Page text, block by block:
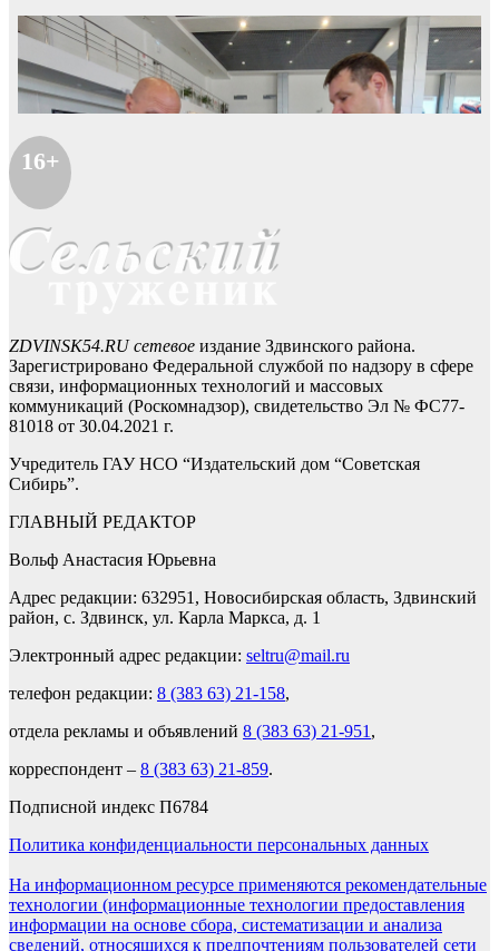
16+
ZDVINSK54.RU сетевое издание Здвинского района.
Зарегистрировано Федеральной службой по надзору в сфере
связи, информационных технологий и массовых
коммуникаций (Роскомнадзор), свидетельство Эл № ФС77-
81018 от 30.04.2021 г.
Учредитель ГАУ НСО “Издательский дом “Советская
Сибирь”.
ГЛАВНЫЙ РЕДАКТОР
Вольф Анастасия Юрьевна
Адрес редакции: 632951, Новосибирская область, Здвинский
район, с. Здвинск, ул. Карла Маркса, д. 1
Электронный адрес редакции: seltru@mail.ru
телефон редакции: 8 (383 63) 21-158,
отдела рекламы и объявлений 8 (383 63) 21-951 ,
корреспондент – 8 (383 63) 21-859.
Подписной индекс П6784
Политика конфиденциальности персональных данных
На информационном ресурсе применяются рекомендательные
технологии (информационные технологии предоставления
информации на основе сбора, систематизации и анализа
сведений, относящихся к предпочтениям пользователей сети